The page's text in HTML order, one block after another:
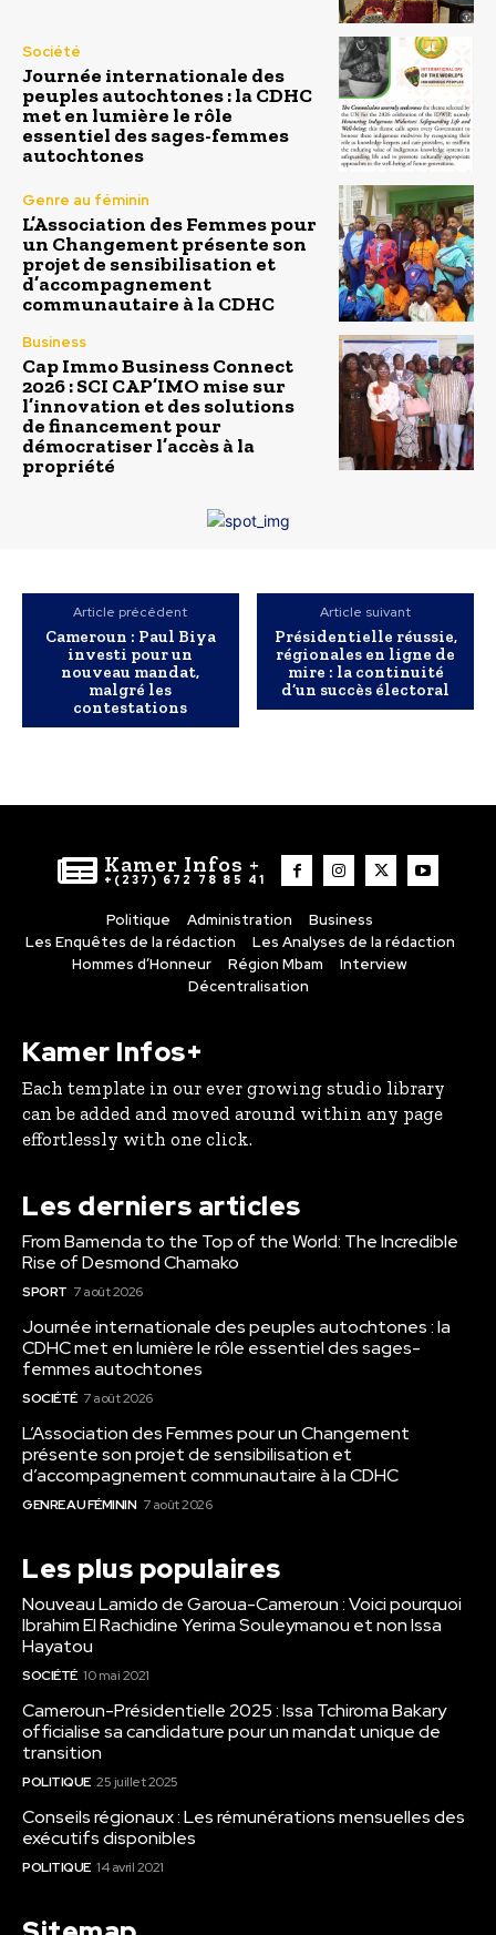
Société
Journée internationale des
peuples autochtones : la CDHC
met en lumière le rôle
essentiel des sages-femmes
autochtones
Genre au féminin
L’Association des Femmes pour
un Changement présente son
projet de sensibilisation et
d’accompagnement
communautaire à la CDHC
Business
Cap Immo Business Connect
2026 : SCI CAP’IMO mise sur
l’innovation et des solutions
de financement pour
démocratiser l’accès à la
propriété
Article précédent
Cameroun : Paul Biya
investi pour un
nouveau mandat,
malgré les
contestations
Article suivant
Présidentielle réussie,
régionales en ligne de
mire : la continuité
d’un succès électoral
Kamer Infos +
+(237) 672 78 85 41
Politique Administration
Business
Les Enquêtes de la rédaction
Les Analyses de la rédaction
Hommes d’Honneur
Région Mbam
Interview
Décentralisation
Kamer Infos+
Each template in our ever growing studio library
can be added and moved around within any page
effortlessly with one click.
Les derniers articles
From Bamenda to the Top of the World: The Incredible
Rise of Desmond Chamako
SPORT 7 août 2026
Journée internationale des peuples autochtones : la
CDHC met en lumière le rôle essentiel des sages-
femmes autochtones
SOCIÉTÉ 7 août 2026
L’Association des Femmes pour un Changement
présente son projet de sensibilisation et
d’accompagnement communautaire à la CDHC
GENRE AU FÉMININ 7 août 2026
Les plus populaires
Nouveau Lamido de Garoua-Cameroun : Voici pourquoi
Ibrahim El Rachidine Yerima Souleymanou et non Issa
Hayatou
SOCIÉTÉ 10 mai 2021
Cameroun-Présidentielle 2025 : Issa Tchiroma Bakary
officialise sa candidature pour un mandat unique de
transition
POLITIQUE 25 juillet 2025
Conseils régionaux : Les rémunérations mensuelles des
exécutifs disponibles
POLITIQUE 14 avril 2021